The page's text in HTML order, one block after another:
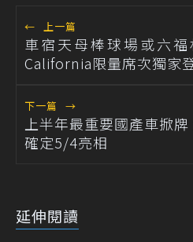
← 上一篇
車宿天母棒球場或六
California限量席次獨家
下一篇 →
上半年最重要國產車掀
確定5/4亮相
延伸閱讀